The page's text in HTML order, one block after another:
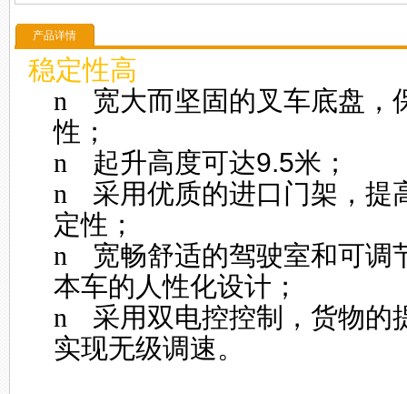
产品详情
稳定性高
n
宽大而坚固的叉车底盘，
性；
n
起升高度可达9.5米；
n
采用优质的进口门架，提
定性；
n
宽畅舒适的驾驶室和可调
本车的人性化设计；
n
采用双电控控制，货物的
实现无级调速。